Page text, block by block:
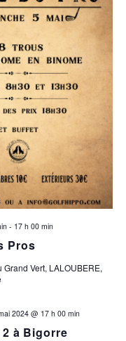
Pros
- 17 h 00 min
Grand Vert, LALOUBERE,
à Bigorre
2024 @ 17 h 00 min